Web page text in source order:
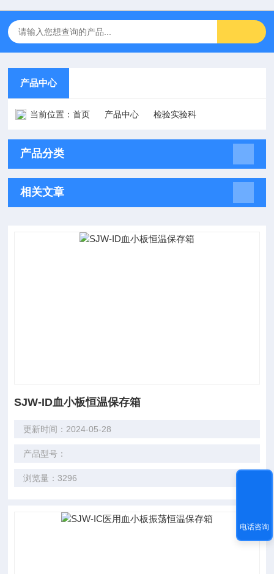
产品中心
当前位置：首页 产品中心 检验实验科
产品分类
相关文章
SJW-ID血小板恒温保存箱
更新时间：2024-05-28
产品型号：
浏览量：3296
电话咨询